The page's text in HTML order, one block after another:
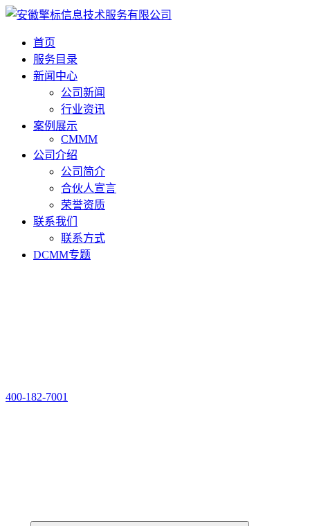
首页
服务目录
新闻中心
公司新闻
行业资讯
案例展示
CMMM
公司介绍
公司简介
合伙人宣言
荣誉资质
联系我们
联系方式
DCMM专题
400-182-7001